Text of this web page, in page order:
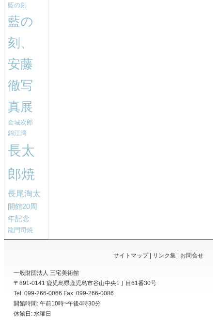
藍の刻
藍の
刻、
安藤
徹写
真展
金城次郎
錦江湾
長太
郎焼
長尾淘太
開館20周
年記念
龍門司焼
サイトマップ リンク集 お問合せ
一般財団法人 三宅美術館
〒891-0141 鹿児島県 鹿児島市谷山中央1丁目61番30号
Tel: 099-266-0066 Fax: 099-266-0086
開館時間: 午前10時~午後4時30分
休館日: 水曜日